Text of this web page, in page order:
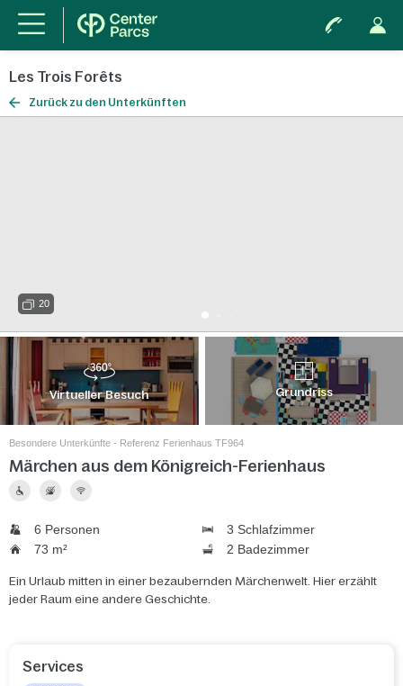
Les Trois Forêts
Zurück zu den Unterkünften
20
Virtueller Besuch Grundriss
Besondere Unterkünfte - Referenz Ferienhaus TF964
Märchen aus dem Königreich-Ferienhaus
6 Personen
3 Schlafzimmer
73 m²
2 Badezimmer
Ein Urlaub mitten in einer bezaubernden Märchenwelt. Hier erzählt
jeder Raum eine andere Geschichte.
Services